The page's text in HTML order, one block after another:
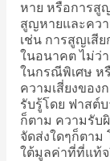
หาย หรือการสู
สูญหายและคว
เช่น การสูญเสีย
ในอนาคต ไม่ว่
ในกรณีพิเศษ ห
ความเสี่ยงของ
รับรู้โดย ฟาสต์
ก็ตาม ความรับ
จัดส่งใดๆก็ตาม
ใต้มูลค่าที่ที่แท้จ